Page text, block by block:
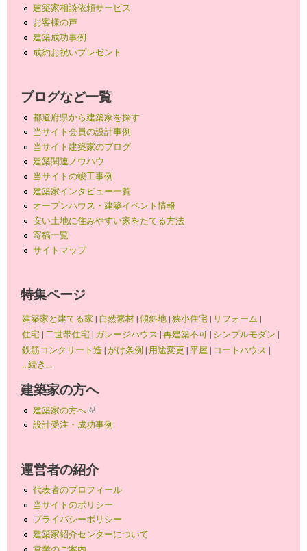
建築家相談依頼サービス
お客様の声
建築成功事例
成約お祝いプレゼント
ブログなど一覧
都道府県から建築家を探す
当サイト会員の設計事例
当サイト建築家のブログ
建築関連ノウハウ
当サイトの竣工事例
建築家インタビュー一覧
オープンハウス・建築イベント情報
安い土地に住みやすい家をたてる方法
寄稿一覧
サイトマップ
特集ページ
建築家と建てる家 | 自然素材|傾斜地|狭小住宅| リフォーム |
住宅|二世帯住宅| ガレージハウス |再建築不可| シンプルモダン |
鉄筋コンクリート造 |がけ条例 | 用途変更 |平屋 | コートハウス |
...続き...
建築家の方へ
建築家の方へ(link is external)
設計受注・成功事例
運営者の紹介
代表者のプロフィール
当サイトのポリシー
プライバシーポリシー
建築家紹介センターについて